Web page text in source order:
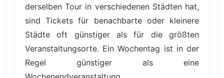
derselben Tour in verschiedenen Städten hat,
sind Tickets für benachbarte oder kleinere
Städte oft günstiger als für die größten
Veranstaltungsorte. Ein Wochentag ist in der
Regel günstiger als eine